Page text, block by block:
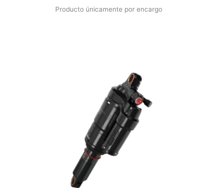
Producto únicamente por encargo